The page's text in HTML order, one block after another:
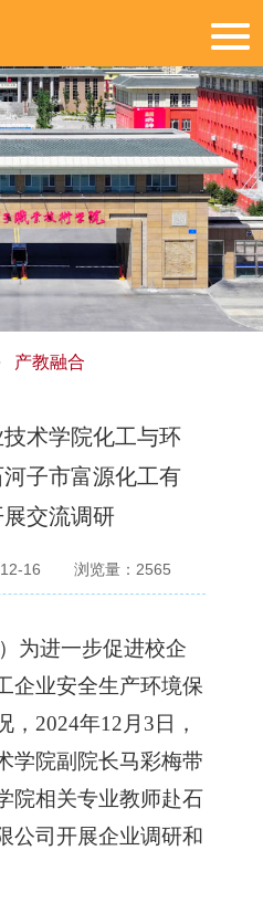
产教融合
术学院化工与环
子市富源化工有
交流调研
16 浏览量： 2565
为进一步促进校企
企业安全生产环境保
， 2024年12月3日，
学院副院长马彩梅带
院相关专业教师赴石
公司开展企业调研和